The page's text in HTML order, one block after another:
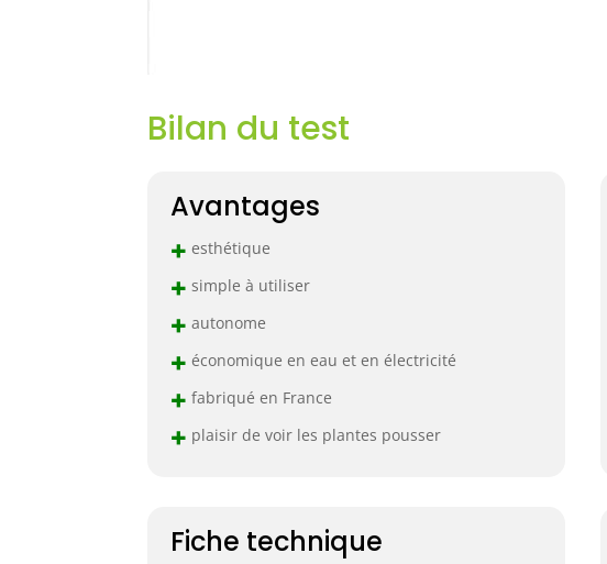
Bilan du test
Avantages
+ esthétique
+ simple à utiliser
+ autonome
+ économique en eau et en électricité
+ fabriqué en France
+ plaisir de voir les plantes pousser
Fiche technique